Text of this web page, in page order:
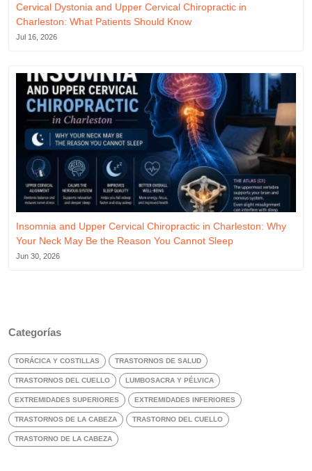
Cervical Dystonia and Upper Cervical Chiropractic in
Charleston: What Patients Should Know
Jul 16, 2026
Insomnia and Upper Cervical Chiropractic in Charleston: Why
Your Neck May Be the Reason You Cannot Sleep
Jun 30, 2026
Categorías
TORÁCICA Y COSTILLAS TRASTORNOS DE SALUD
TRASTORNOS DEL CUELLO LUMBOSACRA Y PÉLVICA
EXTREMIDADES SUPERIORES EXTREMIDADES INFERIORES
TRASTORNOS DE LA CABEZA TRASTORNO DEL CUELLO
TRASTORNO DE LA CABEZA